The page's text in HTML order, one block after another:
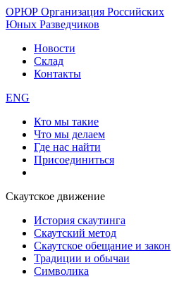
ОРЮР Организация Российских
Юных Разведчиков
Новости
Склад
Контакты
ENG
Кто мы такие
Что мы делаем
Где нас найти
Присоединиться
Скаутское движение
История скаутинга
Скаутский метод
Скаутское обещание и закон
Традиции и обычаи
Символика